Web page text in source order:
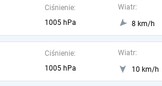
Ciśnienie:
1005 hPa
Wiatr:
8 km/h
Ciśnienie:
1005 hPa
Wiatr:
10 km/h